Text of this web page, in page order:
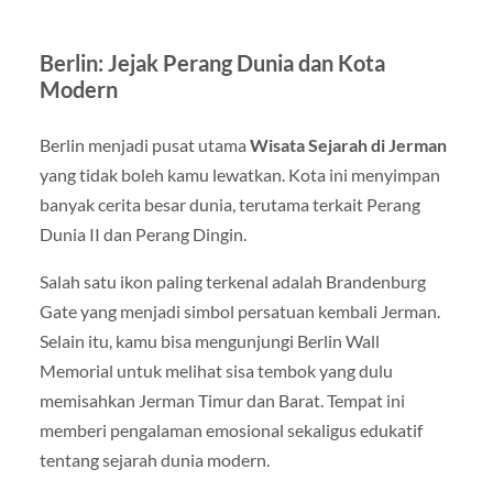
Berlin: Jejak Perang Dunia dan Kota
Modern
Berlin menjadi pusat utama Wisata Sejarah di Jerman
yang tidak boleh kamu lewatkan. Kota ini menyimpan
banyak cerita besar dunia, terutama terkait Perang
Dunia II dan Perang Dingin.
Salah satu ikon paling terkenal adalah Brandenburg
Gate yang menjadi simbol persatuan kembali Jerman.
Selain itu, kamu bisa mengunjungi Berlin Wall
Memorial untuk melihat sisa tembok yang dulu
memisahkan Jerman Timur dan Barat. Tempat ini
memberi pengalaman emosional sekaligus edukatif
tentang sejarah dunia modern.